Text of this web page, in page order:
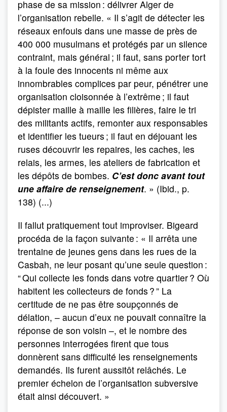
phase de sa mission : délivrer Alger de
l’organisation rebelle. « Il s’agit de détecter les
réseaux enfouis dans une masse de près de
400 000 musulmans et protégés par un silence
contraint, mais général ; il faut, sans porter tort
à la foule des innocents ni même aux
innombrables complices par peur, pénétrer une
organisation cloisonnée à l’extrême ; il faut
dépister maille à maille les filières, faire le tri
des militants actifs, remonter aux responsables
et identifier les tueurs ; il faut en déjouant les
ruses découvrir les repaires, les caches, les
relais, les armes, les ateliers de fabrication et
les dépôts de bombes. C’est donc avant tout
une affaire de renseignement. » (Ibid., p.
138) (...)
Il fallut pratiquement tout improviser. Bigeard
procéda de la façon suivante : « Il arrêta une
trentaine de jeunes gens dans les rues de la
Casbah, ne leur posant qu’une seule question :
“ Qui collecte les fonds dans votre quartier ? Où
habitent les collecteurs de fonds ? ” La
certitude de ne pas être soupçonnés de
délation, – aucun d’eux ne pouvait connaître la
réponse de son voisin –, et le nombre des
personnes interrogées firent que tous
donnèrent sans difficulté les renseignements
demandés. Ils furent aussitôt relâchés. Le
premier échelon de l’organisation subversive
était ainsi découvert. »